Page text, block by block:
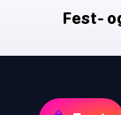
Fest-